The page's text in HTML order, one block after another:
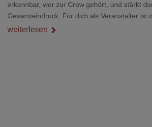
erkennbar, wer zur Crew gehört, und stärkt
Gesamteindruck. Für dich als Veranstalter ist
Nebenthema: Bei Textilien mit Stickerei oder
weiterlesen